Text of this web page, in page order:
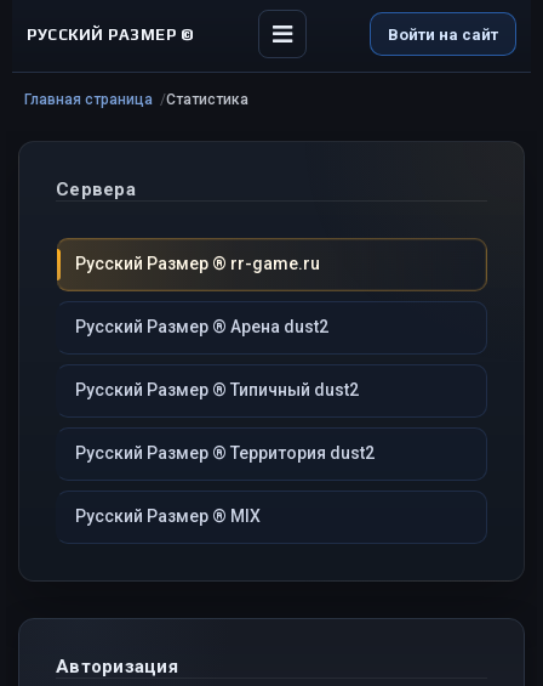
РУССКИЙ РАЗМЕР © Войти на сайт
Главная страница Статистика
Сервера
Русский Размер ® rr-game.ru
Русский Размер ® Арена dust2
Русский Размер ® Типичный dust2
Русский Размер ® Территория dust2
Русский Размер ® MIX
Авторизация